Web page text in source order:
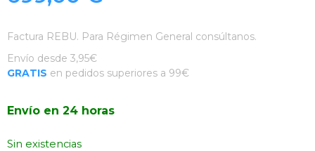
Factura REBU. Para Régimen General consúltanos.
Envío desde 3,95€
GRATIS en pedidos superiores a 99€
Envío en 24 horas
Sin existencias